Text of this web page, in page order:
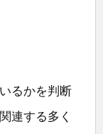
るかを判断
連する多く